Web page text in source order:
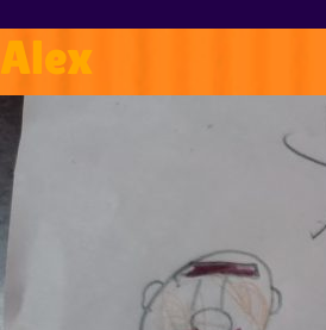
Alex